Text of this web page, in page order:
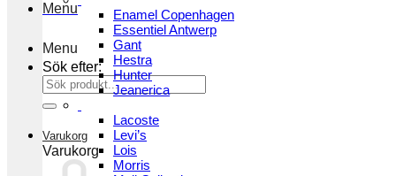
Menu
Menu
Sök efter:
Varukorg
Varukorg
Enamel Copenhagen
Essentiel Antwerp
Gant
Hestra
Hunter
Jeanerica
Lacoste
Levi’s
Lois
Morris